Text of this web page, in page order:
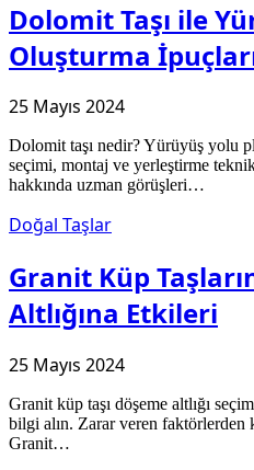
Dolomit Taşı ile
Oluşturma
25 Mayıs 2024
Dolomit taşı nedir? Yürüyüş yolu
seçimi, montaj ve yerleştirme
hakkında uzman görüşleri…
Doğal Taşlar
Granit Küp
Altlığına Etkileri
25 Mayıs 2024
Granit küp taşı döşeme altlığı
bilgi alın. Zarar veren faktörlerden
Granit…